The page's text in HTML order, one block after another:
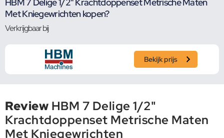
Met Kniegewrichten kopen?
Verkrijgbaar bij
Bekijk prijs
Review HBM 7 Delige 1/2"
Krachtdoppenset Metrische Maten
Met Kniegewrichten